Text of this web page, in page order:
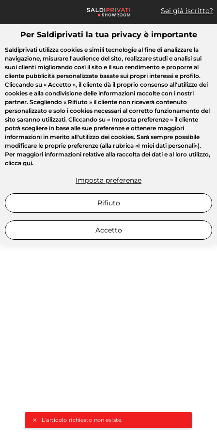
Sei già iscritto?
Cosa cerchi?
L'articolo richiesto non esiste.
Tutte le vendite Moda Casa Bellezza Elettrodomestici
Per Saldiprivati la tua privacy è importante
Saldiprivati utilizza cookies e simili tecnologie al fine di analizzare la
navigazione, misurare l'audience del sito, realizzare studi e analisi sui
suoi clienti migliorando così il sito e il suo rendimento e proporre al
cliente pubblicità personalizzate basate sui propri interessi e profilo.
Cliccando su « Accetto », il cliente dà il proprio consenso all'utilizzo dei
cookies e alla condivisione delle informazioni raccolte con i nostri
partner. Scegliendo « Rifiuto » il cliente non riceverà contenuto
personalizzato e solo i cookies necessari al corretto funzionamento del
sito saranno utilizzati. Cliccando su « Imposta preferenze » il cliente
potrà scegliere in base alle sue preferenze e ottenere maggiori
informazioni in merito all'utilizzo dei cookies. Sarà sempre possibile
modificare le proprie preferenze (alla rubrica «I miei dati personali»).
Per maggiori informazioni relative alla raccolta dei dati e al loro utilizzo,
clicca qui.
Imposta preferenze
Rifiuto
Accetto